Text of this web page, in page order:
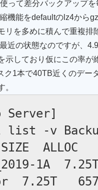
って差分バックアップ
機能をdefaultのlz4から
リを多めに積んで重複排
近の状態なのですが、
示しており仮にこの率が
ク1本で40TB近くのデー
。
Server]
list -v
ALLOC
1A
7.25T